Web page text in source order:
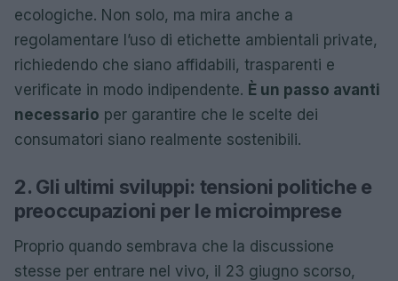
ecologiche. Non solo, ma mira anche a
regolamentare l’uso di etichette ambientali private,
richiedendo che siano affidabili, trasparenti e
verificate in modo indipendente. È un passo avanti
necessario per garantire che le scelte dei
consumatori siano realmente sostenibili.
2. Gli ultimi sviluppi: tensioni politiche e
preoccupazioni per le microimprese
Proprio quando sembrava che la discussione
stesse per entrare nel vivo, il 23 giugno scorso,